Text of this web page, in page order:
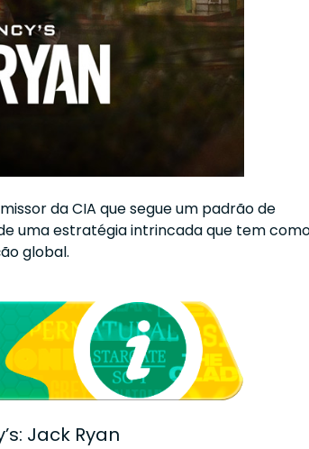
da CIA que segue um padrão de
uma estratégia intrincada que tem
global.
Jack Ryan